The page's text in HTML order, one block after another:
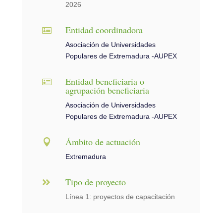
2026
 Entidad coordinadora
Asociación de Universidades
Populares de Extremadura -AUPEX
 Entidad beneficiaria o
agrupación beneficiaria
Asociación de Universidades
Populares de Extremadura -AUPEX
 Ámbito de actuación
Extremadura
 Tipo de proyecto
Línea 1: proyectos de capacitación